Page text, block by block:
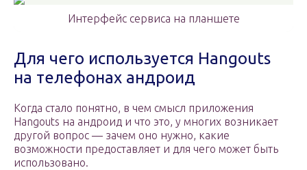
Интерфейс сервиса на планшете
Для чего используется Hangouts
на телефонах андроид
Когда стало понятно, в чем смысл приложения
Hangouts на андроид и что это, у многих возникает
другой вопрос — зачем оно нужно, какие
возможности предоставляет и для чего может быть
использовано.